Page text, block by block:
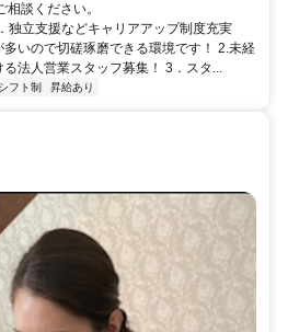
談ください。
独立支援などキャリアアップ制度充実
いので切磋琢磨できる環境です！ 2.未経
法人営業スタッフ募集！ 3．スタ...
シフト制 昇給あり